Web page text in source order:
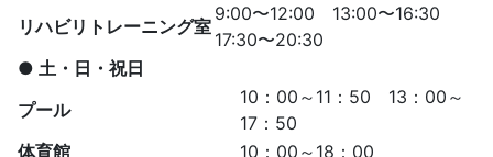
リハビリトレーニング室
9:00〜12:00 13:00〜16:30
17:30〜20:30
● 土・日・祝日
プール
10：00～11：50 13：00～
17：50
体育館
10：00～18：00